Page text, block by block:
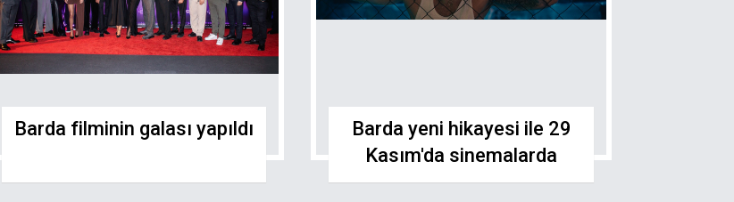
Barda filminin galası yapıldı
Barda yeni hikayesi ile 29
Kasım'da sinemalarda